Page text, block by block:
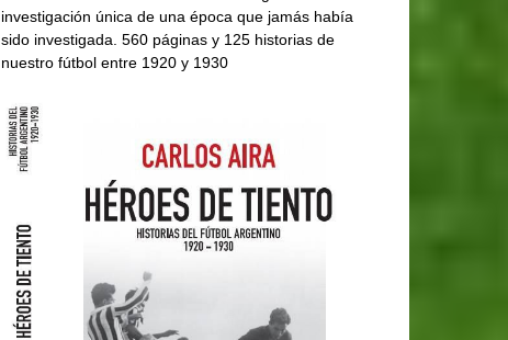
investigación única de una época que jamás había
sido investigada. 560 páginas y 125 historias de
nuestro fútbol entre 1920 y 1930